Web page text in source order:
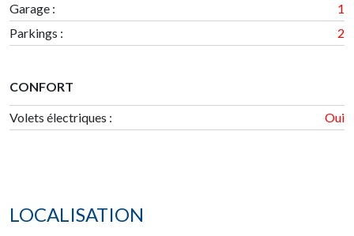
Garage :
1
Parkings : 2
CONFORT
Volets électriques : Oui
LOCALISATION